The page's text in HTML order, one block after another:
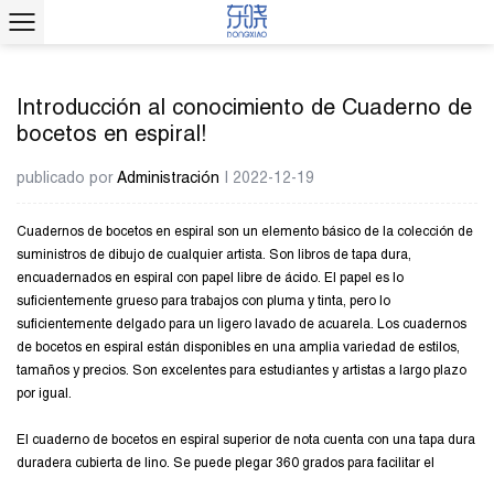
Introducción al conocimiento de Cuaderno de
bocetos en espiral!
publicado porAdministración | 2022-12-19
Cuadernos de bocetos en espiral son un elemento básico de la colección de
suministros de dibujo de cualquier artista. Son libros de tapa dura,
encuadernados en espiral con papel libre de ácido. El papel es lo
suficientemente grueso para trabajos con pluma y tinta, pero lo
suficientemente delgado para un ligero lavado de acuarela. Los cuadernos
de bocetos en espiral están disponibles en una amplia variedad de estilos,
tamaños y precios. Son excelentes para estudiantes y artistas a largo plazo
por igual.
El cuaderno de bocetos en espiral superior de nota cuenta con una tapa dura
duradera cubierta de lino. Se puede plegar 360 grados para facilitar el